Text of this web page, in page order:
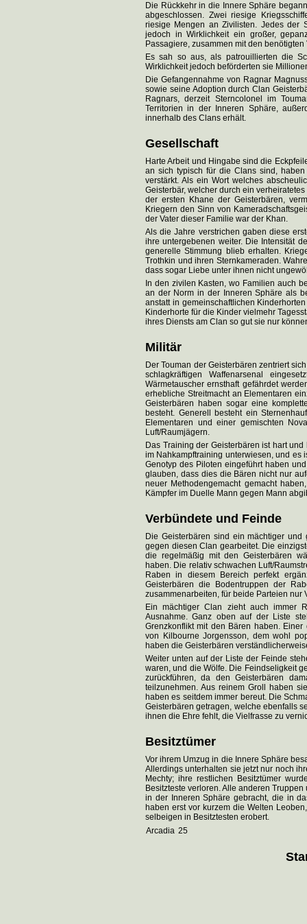
Die Rückkehr in die Innere Sphäre
abgeschlossen. Zwei riesige
riesige Mengen an Zivilisten. Jedes der
jedoch in Wirklichkeit ein großer,
Passagiere, zusammen mit den
Es sah so aus, als patrouillierten die
Wirklichkeit jedoch beförderten sie
Die Gefangennahme von Ragnar
sowie seine Adoption durch Clan
Ragnars, derzeit Sterncolonel im
Territorien in der Inneren Sphäre,
innerhalb des Clans erhält.
Gesellschaft
Harte Arbeit und Hingabe sind die
an sich typisch für die Clans sind,
verstärkt. Als ein Wort welches
Geisterbär, welcher durch ein
der ersten Khane der Geisterbären,
Kriegern den Sinn von
der Vater dieser Familie war der Khan.
Als die Jahre verstrichen gaben diese
ihre untergebenen weiter. Die Intensität
generelle Stimmung blieb erhalten.
Trothkin und ihren Sternkameraden.
dass sogar Liebe unter ihnen nicht
In den zivilen Kasten, wo Familien auch
an der Norm in der Inneren Sphäre als
anstatt in gemeinschaftlichen
Kinderhorte für die Kinder vielmehr
ihres Diensts am Clan so gut sie nur
Militär
Der Touman der Geisterbären zentriert
schlagkräftigen Waffenarsenal
Wärmetauscher ernsthaft gefährdet
erhebliche Streitmacht an Elementaren
Geisterbären haben sogar eine
besteht. Generell besteht ein
Elementaren und einer gemischten
Luft/Raumjägern.
Das Training der Geisterbären ist hart
im Nahkampftraining unterwiesen, und es
Genotyp des Piloten eingeführt haben
glauben, dass dies die Bären nicht nur
neuer Methodengemacht gemacht
Kämpfer im Duelle Mann gegen Mann
Verbündete und Feinde
Die Geisterbären sind ein mächtiger
gegen diesen Clan gearbeitet. Die
die regelmäßig mit den Geisterbären
haben. Die relativ schwachen Luft/
Raben in diesem Bereich perfekt
Geisterbären die Bodentruppen der
zusammenarbeiten, für beide Parteien nur
Ein mächtiger Clan zieht auch immer
Ausnahme. Ganz oben auf der Liste
Grenzkonflikt mit den Bären haben.
von Kilbourne Jorgensson, dem wohl
haben die Geisterbären
Weiter unten auf der Liste der Feinde
waren, und die Wölfe. Die Feindseligkeit
zurückführen, da den Geisterbären
teilzunehmen. Aus reinem Groll haben
haben es seitdem immer bereut. Die
Geisterbären getragen, welche ebenfalls
ihnen die Ehre fehlt, die Vielfrasse zu
Besitztümer
Vor ihrem Umzug in die Innere Sphäre
Allerdings unterhalten sie jetzt nur noch
Mechty; ihre restlichen Besitztümer
Besitzteste verloren. Alle anderen
in der Inneren Sphäre gebracht, die in
haben erst vor kurzem die Welten
selbeigen in Besitztesten erobert.
Arcadia 25